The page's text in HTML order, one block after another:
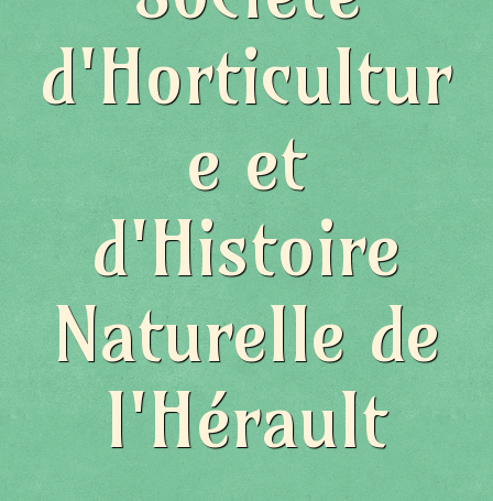
d'Horticultur
e et
d'Histoire
Naturelle de
l'Hérault